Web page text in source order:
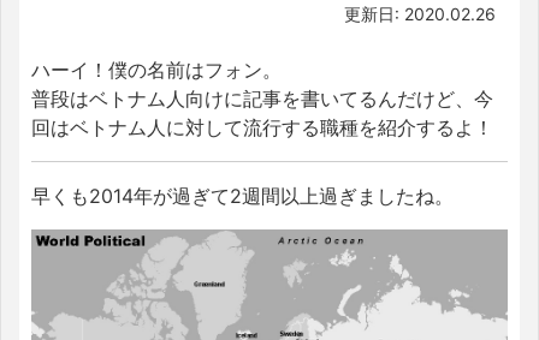
更新日: 2020.02.26
ハーイ！僕の名前はフォン。
普段はベトナム人向けに記事を書いてるんだけど、今
回はベトナム人に対して流行する職種を紹介するよ！
早くも2014年が過ぎて2週間以上過ぎましたね。